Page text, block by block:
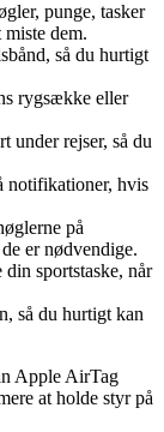
punge, tasker
dem.
så du hurtigt
rygsække eller
under rejser, så du
notifikationer, hvis
på
er nødvendige.
sportstaske, når
så du hurtigt kan
Apple AirTag
at holde styr på